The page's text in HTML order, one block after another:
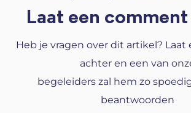
Laat een
Heb je vragen over dit artikel?
achter en een van
begeleiders zal hem zo
beantwoorden